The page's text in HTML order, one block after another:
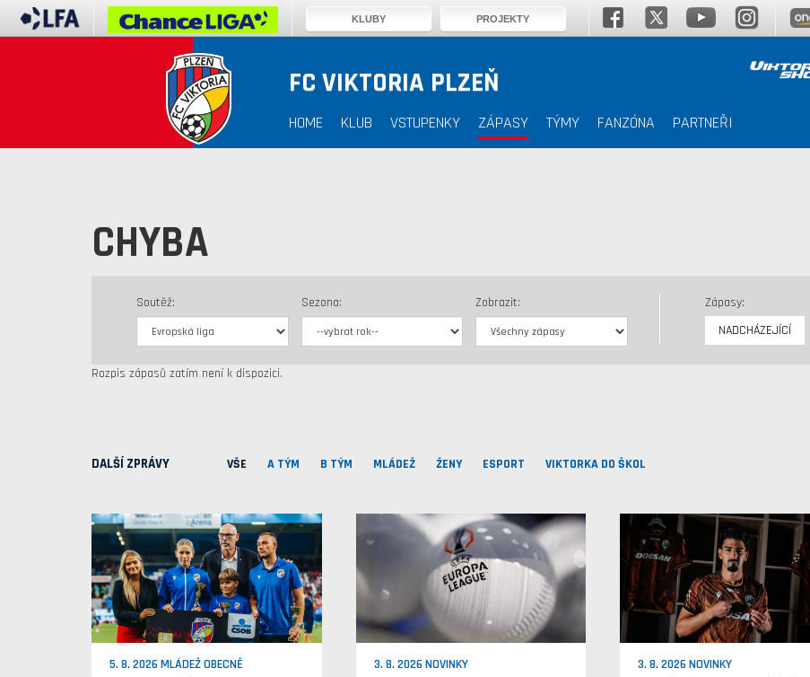
FC VIKTORIA PLZEŇ
HOME KLUB VSTUPENKY ZÁPASY TÝMY FANZÓNA PARTNEŘI
CHYBA
Soutěž: Sezona: Zobrazit:
Zápasy:
NADCHÁZEJÍCÍ
Rozpis zápasů zatím není k dispozici.
DALŠÍ ZPRÁVY VŠE A TÝM B TÝM MLÁDEŽ ŽENY ESPORT VIKTORKA DO ŠKOL
5. 8. 2026 MLÁDEŽ OBECNĚ 3. 8. 2026 NOVINKY 3. 8. 2026 NOVINKY
KLUBY PROJEKTY